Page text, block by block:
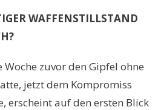
WAFFENSTILLSTAND
Woche zuvor den Gipfel ohne
jetzt dem Kompromiss
erscheint auf den ersten Blick